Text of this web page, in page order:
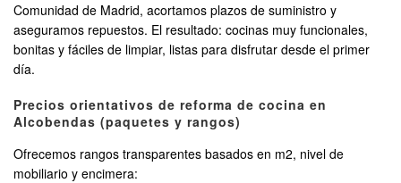
Comunidad de Madrid, acortamos plazos de suministro y
aseguramos repuestos. El resultado: cocinas muy funcionales,
bonitas y fáciles de limpiar, listas para disfrutar desde el primer
día.
Precios orientativos de reforma de cocina en
Alcobendas (paquetes y rangos)
Ofrecemos rangos transparentes basados en m2, nivel de
mobiliario y encimera: